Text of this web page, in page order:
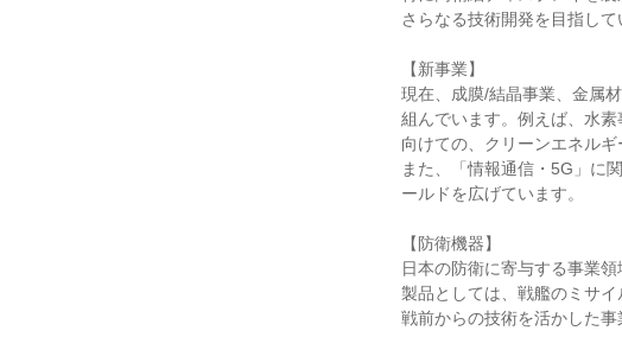
さらなる技術開発を目指して
【新事業】
現在、成膜/結晶事業、金属
組んでいます。例えば、水
向けての、クリーンエネルギ
また、「情報通信・5G」に
ールドを広げています。
【防衛機器】
日本の防衛に寄与する事業領
製品としては、戦艦のミサイ
戦前からの技術を活かした事